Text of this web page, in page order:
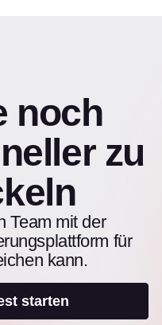
noch
zu
Team mit der
für
kann.
starten